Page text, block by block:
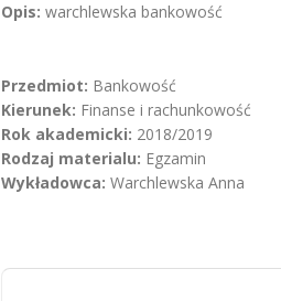
Opis: warchlewska bankowość
Przedmiot: Bankowość
Kierunek: Finanse i rachunkowość
Rok akademicki: 2018/2019
Rodzaj materialu: Egzamin
Wykładowca: Warchlewska Anna